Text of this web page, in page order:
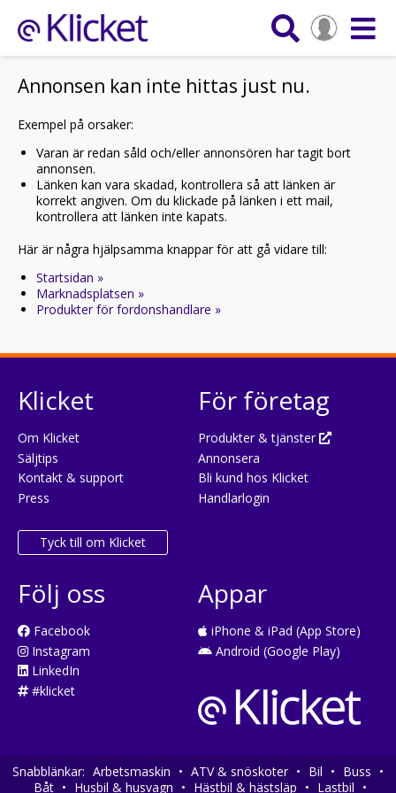
Annonsen kan inte hittas just nu.
Exempel på orsaker:
Varan är redan såld och/eller annonsören har tagit bort
annonsen.
Länken kan vara skadad, kontrollera så att länken är
korrekt angiven. Om du klickade på länken i ett mail,
kontrollera att länken inte kapats.
Här är några hjälpsamma knappar för att gå vidare till:
Startsidan »
Marknadsplatsen »
Produkter för fordonshandlare »
Klicket
Om Klicket
Säljtips
Kontakt & support
Press
Tyck till om Klicket
För företag
Produkter & tjänster
Annonsera
Bli kund hos Klicket
Handlarlogin
Följ oss
Facebook
Instagram
LinkedIn
#klicket
Appar
iPhone & iPad (App Store)
Android (Google Play)
Snabblänkar: Arbetsmaskin • ATV & snöskoter • Bil • Buss •
Båt • Husbil & husvagn • Hästbil & hästsläp • Lastbil •